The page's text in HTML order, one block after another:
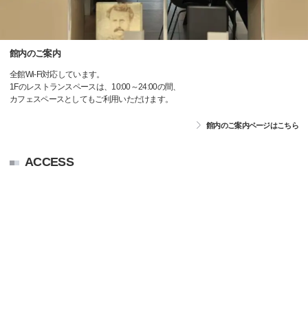
館内のご案内
全館Wi-Fi対応しています。
1Fのレストランスペースは、10:00～24:00の間、
カフェスペースとしてもご利用いただけます。
館内のご案内ページはこちら
ACCESS